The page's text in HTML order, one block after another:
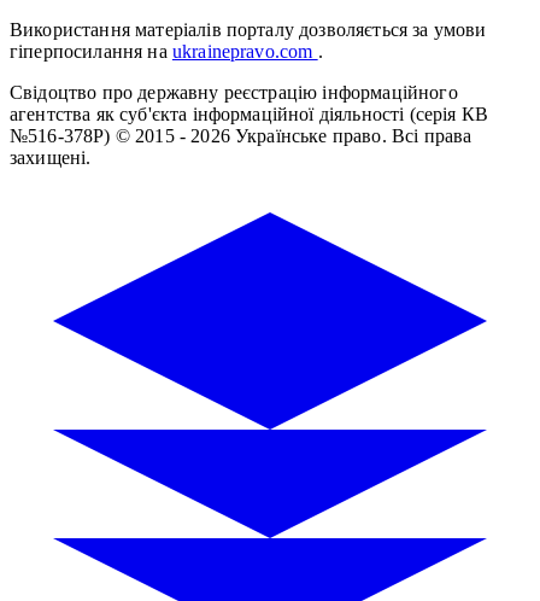
Використання матеріалів порталу дозволяється за умови
гіперпосилання на ukrainepravo.com .
Свідоцтво про державну реєстрацію інформаційного
агентства як суб'єкта інформаційної діяльності (серія КВ
№516-378Р) © 2015 - 2026 Українське право. Всі права
захищені.